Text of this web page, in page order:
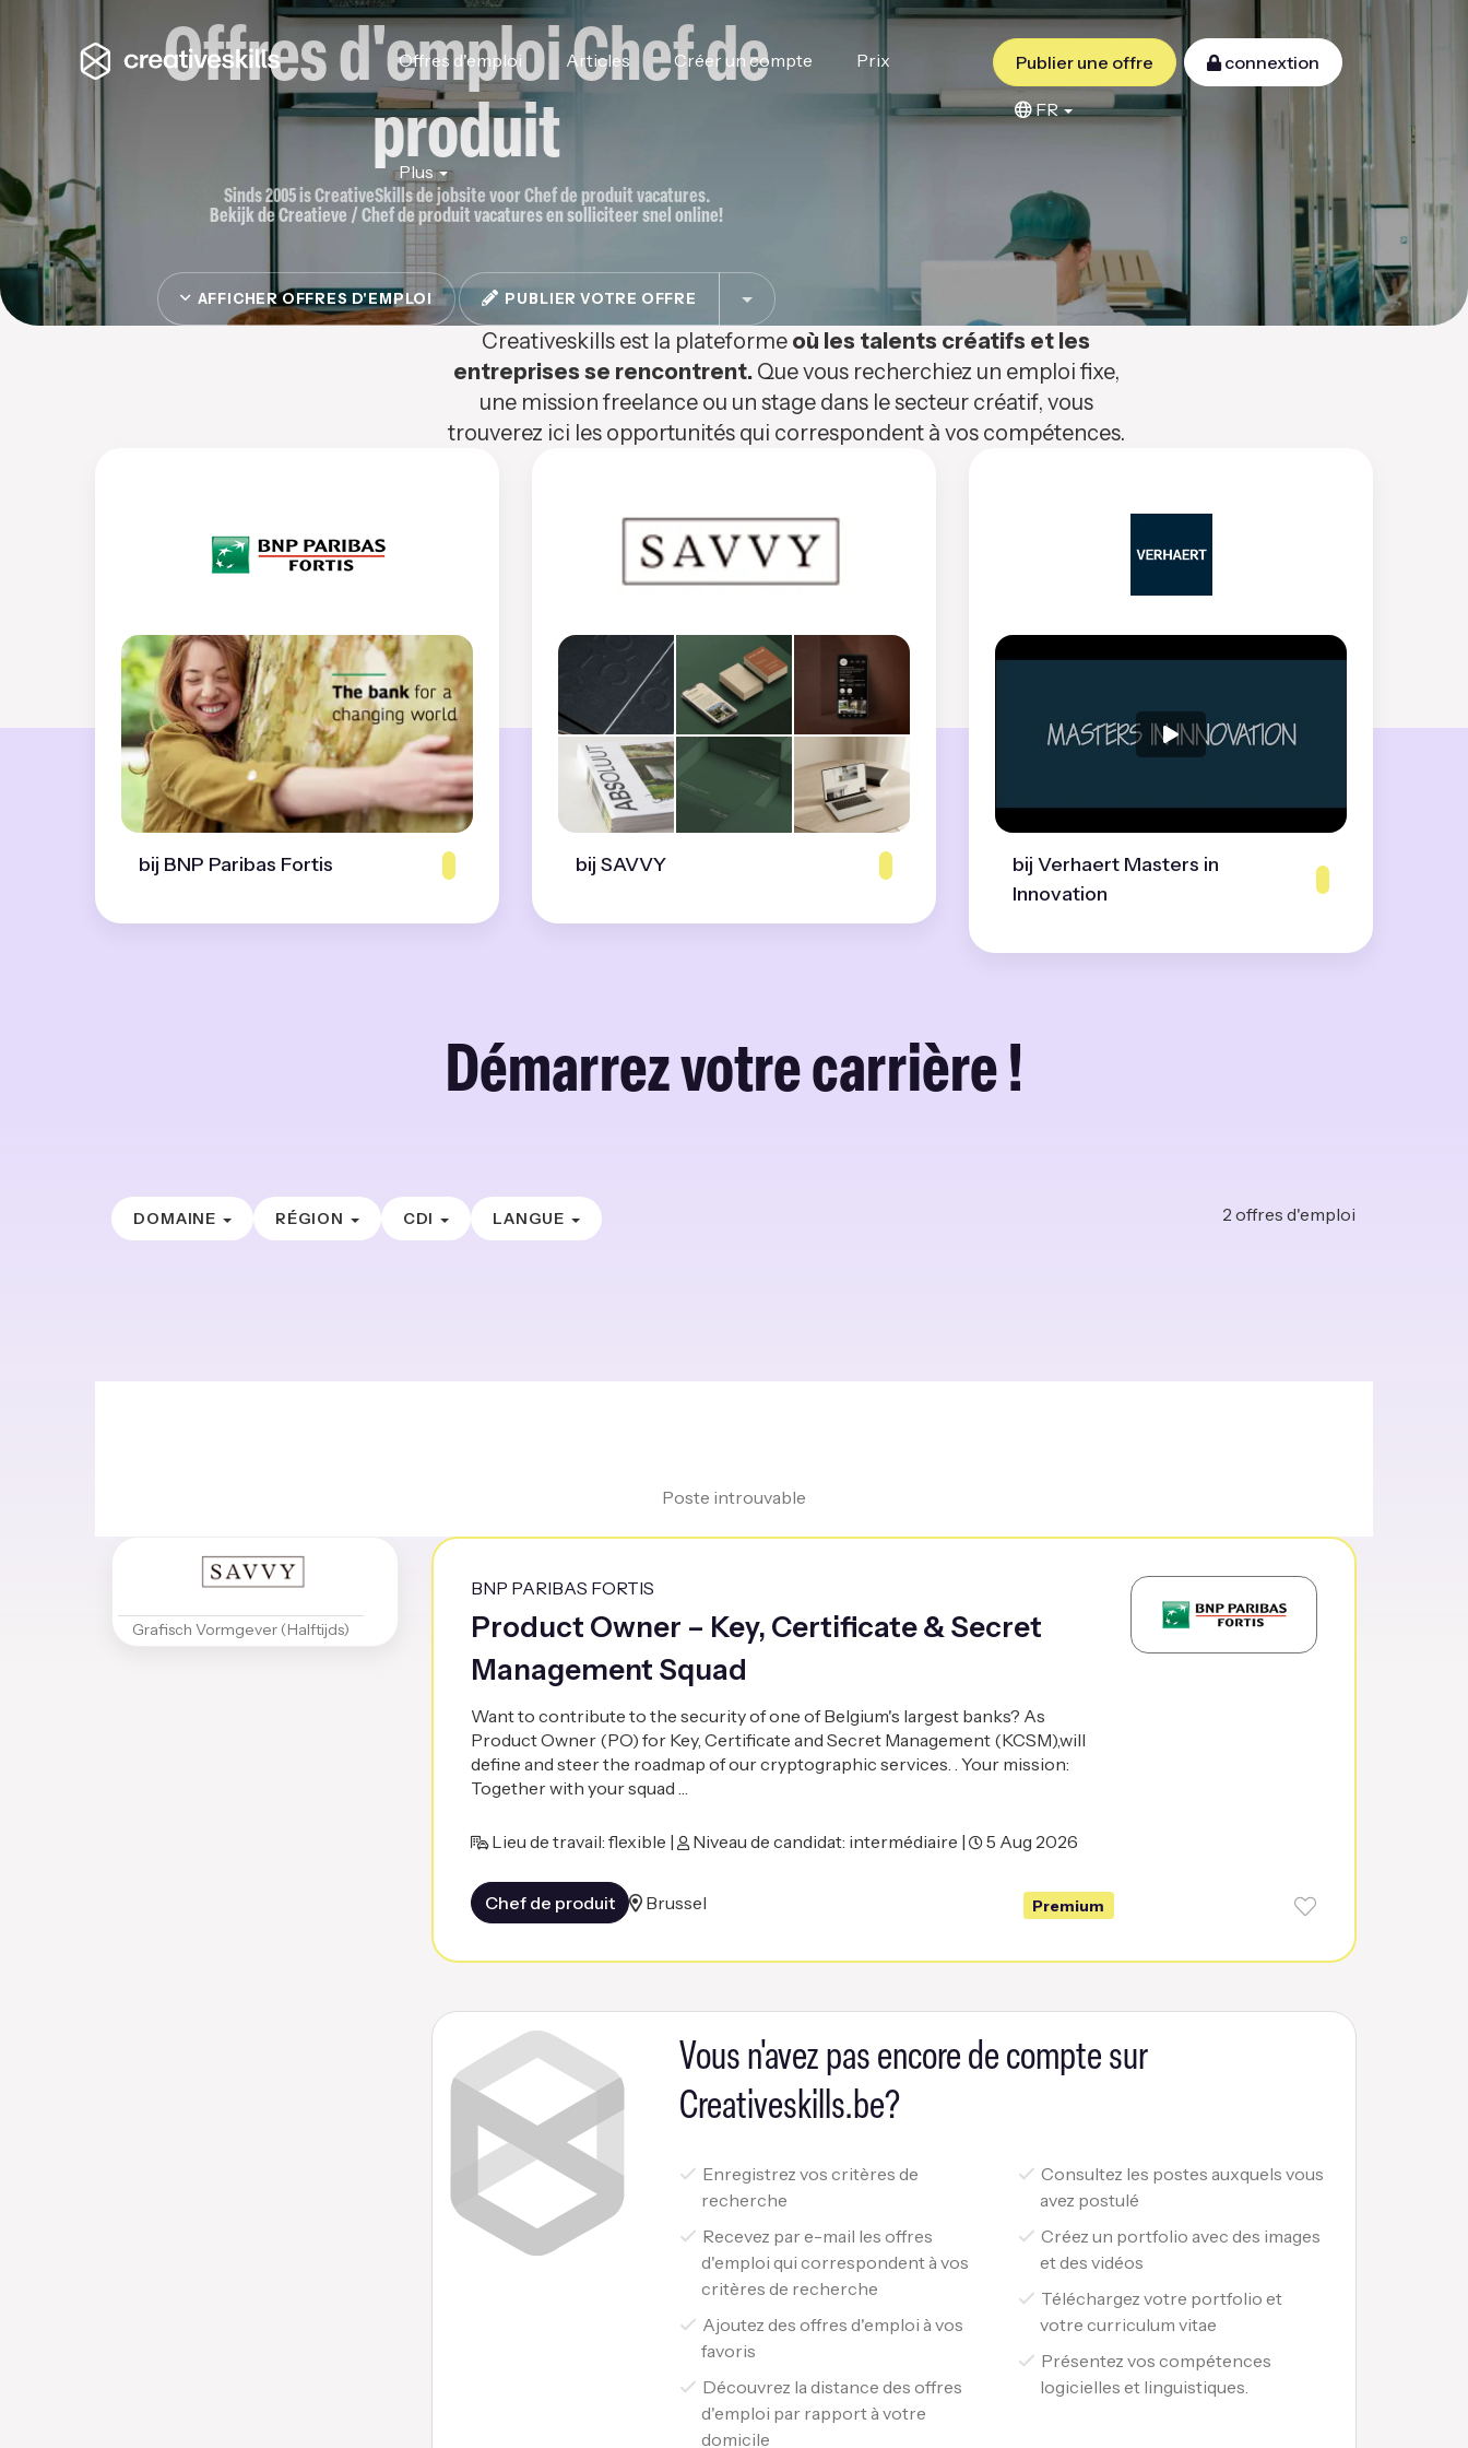
Offres d'emploi Articles Créer un compte Prix
Plus
Publier une offre connextion
FR
Offres d'emploi Chef de
produit
Sinds 2005 is CreativeSkills de jobsite voor Chef de produit vacatures.
Bekijk de Creatieve / Chef de produit vacatures en solliciteer snel online!
AFFICHER OFFRES D'EMPLOI PUBLIER VOTRE OFFRE
Creativeskills est la plateforme où les talents créatifs et les
entreprises se rencontrent. Que vous recherchiez un emploi fixe,
une mission freelance ou un stage dans le secteur créatif, vous
trouverez ici les opportunités qui correspondent à vos compétences.
bij BNP Paribas Fortis bij SAVVY
bij Verhaert Masters in
Innovation
Démarrez votre carrière !
DOMAINE RÉGION CDI LANGUE 2 offres d'emploi
Poste introuvable
Grafisch Vormgever (Halftijds)
BNP PARIBAS FORTIS
Product Owner – Key, Certificate & Secret
Management Squad
Want to contribute to the security of one of Belgium's largest banks? As
Product Owner (PO) for Key, Certificate and Secret Management (KCSM),will
define and steer the roadmap of our cryptographic services. . Your mission:
Together with your squad …
Lieu de travail: flexible | Niveau de candidat: intermédiaire | 5 Aug 2026
Chef de produit Brussel Premium
Vous n'avez pas encore de compte sur
Creativeskills.be?
Enregistrez vos critères de
recherche
Recevez par e-mail les offres
d'emploi qui correspondent à vos
critères de recherche
Ajoutez des offres d'emploi à vos
favoris
Découvrez la distance des offres
d'emploi par rapport à votre
domicile
Consultez les postes auxquels vous
avez postulé
Créez un portfolio avec des images
et des vidéos
Téléchargez votre portfolio et
votre curriculum vitae
Présentez vos compétences
logicielles et linguistiques.